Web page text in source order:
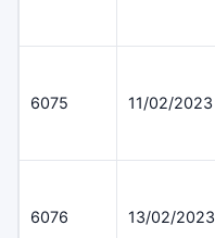
6075 11/02/2023
6076 13/02/2023